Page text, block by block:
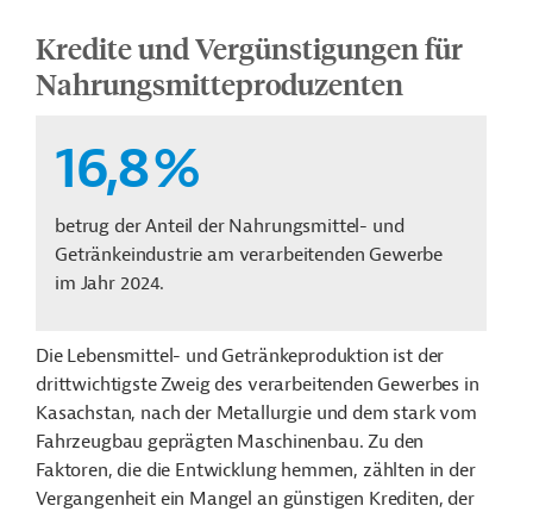
Kredite und Vergünstigungen für
Nahrungsmitteproduzenten
16,8%
betrug der Anteil der Nahrungsmittel- und
Getränkeindustrie am verarbeitenden Gewerbe
im Jahr 2024.
Die Lebensmittel- und Getränkeproduktion ist der
drittwichtigste Zweig des verarbeitenden Gewerbes in
Kasachstan, nach der Metallurgie und dem stark vom
Fahrzeugbau geprägten Maschinenbau. Zu den
Faktoren, die die Entwicklung hemmen, zählten in der
Vergangenheit ein Mangel an günstigen Krediten, der